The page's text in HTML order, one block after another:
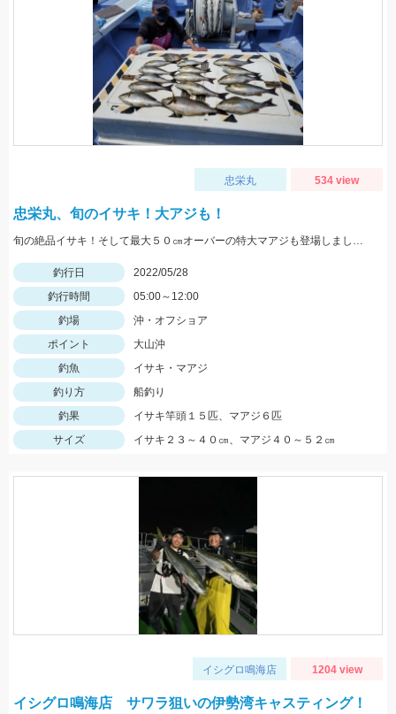
忠栄丸 534 view
忠栄丸、旬のイサキ！大アジも！
旬の絶品イサキ！そして最大５０㎝オーバーの特大マアジも登場しました。
釣行日
2022/05/28
釣行時間
05:00～12:00
釣場
沖・オフショア
ポイント
大山沖
釣魚
イサキ・マアジ
釣り方
船釣り
釣果
イサキ竿頭１５匹、マアジ６匹
サイズ
イサキ２３～４０㎝、マアジ４０～５２㎝
イシグロ鳴海店 1204 view
イシグロ鳴海店 サワラ狙いの伊勢湾キャスティング！